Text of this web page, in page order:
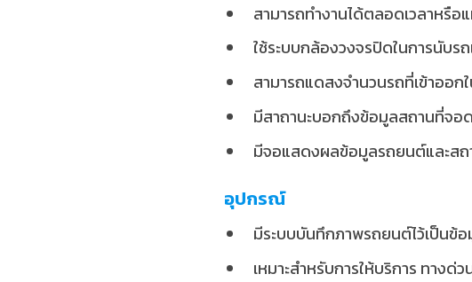
สามารถทำงานได้ตลอดเวลาหรื
ใช้ระบบกล้องวงจรปิดในการนับร
สามารถแดสงจำนวนรถที่เข้าออก
มีสาถานะบอกถึงข้อมูลสถานที่จอ
มีจอแสดงผลข้อมูลรถยนต์และส
อุปกรณ์
มีระบบบันทึกภาพรถยนต์ไว้เป็นข้
เหมาะสำหรับการให้บริการ ทาง